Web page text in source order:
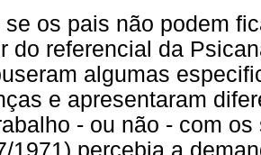
se os pais não podem
do referencial da
algumas
e apresentaram
- ou não - com
1971) percebia a